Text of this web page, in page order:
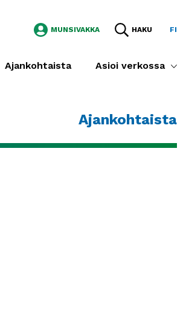
MUNSIVAKKA HAKU FI
Ajankohtaista Asioi verkossa
Ajankohtaista